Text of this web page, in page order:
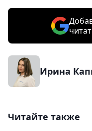
Ирина
Читайте также